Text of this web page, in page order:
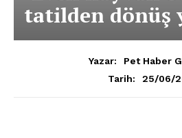
tatilden dönüş
Yazar:
Pet Haber
Tarih:
25/06/